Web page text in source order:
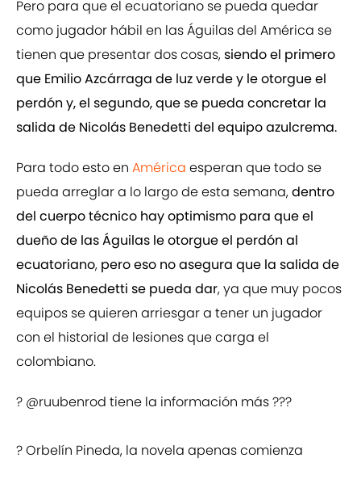
Pero para que el ecuatoriano se pueda quedar
como jugador hábil en las Águilas del América se
tienen que presentar dos cosas,siendo el primero
que Emilio Azcárraga de luz verde y le otorgue el
perdón y, el segundo, que se pueda concretar la
salida de Nicolás Benedetti del equipo azulcrema.
Para todo esto en América esperan que todo se
pueda arreglar a lo largo de esta semana,dentro
del cuerpo técnico hay optimismo para que el
dueño de las Águilas le otorgue el perdón al
ecuatoriano, pero eso no asegura que la salida de
Nicolás Benedetti se pueda dar, ya que muy pocos
equipos se quieren arriesgar a tener un jugador
con el historial de lesiones que carga el
colombiano.
?️ @ruubenrod tiene la información más ???
? Orbelín Pineda, la novela apenas comienza